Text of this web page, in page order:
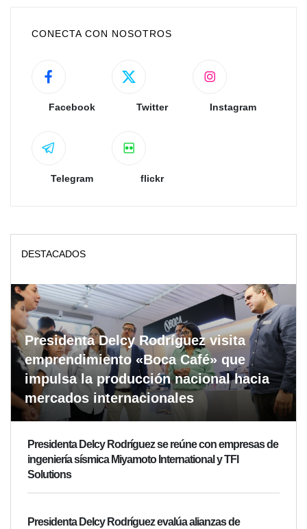
CONECTA CON NOSOTROS
Facebook Twitter Instagram
Telegram flickr
DESTACADOS
Presidenta Delcy Rodríguez visita
emprendimiento «Boca Café» que
impulsa la producción nacional hacia
mercados internacionales
Presidenta Delcy Rodríguez se reúne con empresas de
ingeniería sísmica Miyamoto International y TFI
Solutions
Presidenta Delcy Rodríguez evalúa alianzas de